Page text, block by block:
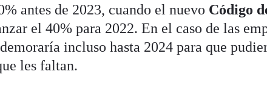
antes de 2023, cuando el nuevo Código
el 40% para 2022. En el caso de las
incluso hasta 2024 para que
les faltan.